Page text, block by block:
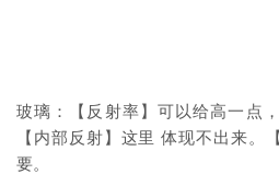
玻璃：【反射率】可以给高一点
【内部反射】这里 体现不出来。
要。